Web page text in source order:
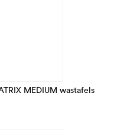
MEDIUM wastafels